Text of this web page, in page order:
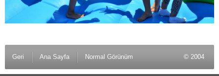
Geri Ana Sayfa Normal Görünüm © 2004